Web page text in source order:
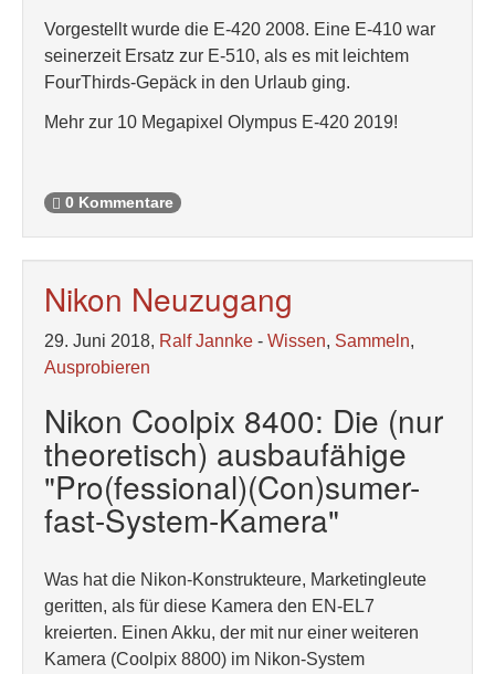
Vorgestellt wurde die E-420 2008. Eine E-410 war
seinerzeit Ersatz zur E-510, als es mit leichtem
FourThirds-Gepäck in den Urlaub ging.
Mehr zur 10 Megapixel Olympus E-420 2019!
0 Kommentare
Nikon Neuzugang
29. Juni 2018, Ralf Jannke - Wissen, Sammeln,
Ausprobieren
Nikon Coolpix 8400: Die (nur
theoretisch) ausbaufähige
"Pro(fessional)(Con)sumer-
fast-System-Kamera"
Was hat die Nikon-Konstrukteure, Marketingleute
geritten, als für diese Kamera den EN-EL7
kreierten. Einen Akku, der mit nur einer weiteren
Kamera (Coolpix 8800) im Nikon-System